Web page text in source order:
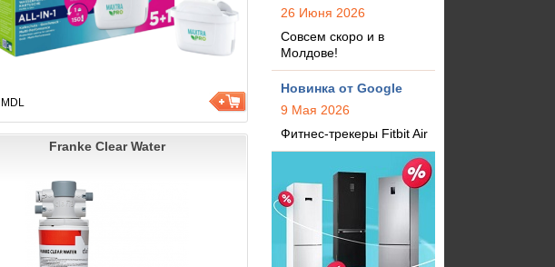
MDL
Franke Clear Water
26 Июня 2026
Совсем скоро и в
Молдове!
Новинка от Google
9 Мая 2026
Фитнес-трекеры Fitbit Air